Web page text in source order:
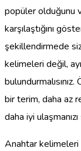
popüler olduğunu
karşılaştığını
şekillendirmede
kelimeleri değil,
bir terim, daha az
daha iyi
Anahtar